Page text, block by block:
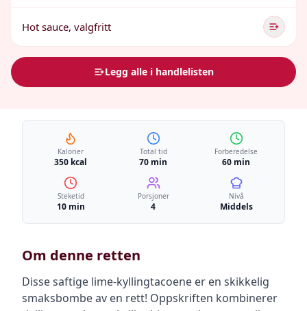
Hot sauce, valgfritt
Legg alle i handlelisten
Kalorier
350 kcal
Total tid
70 min
Forberedelse
60 min
Steketid
10 min
Porsjoner
4
Nivå
Middels
Om denne retten
Disse saftige lime-kyllingtacoene er en skikkelig
smaksbombe av en rett! Oppskriften kombinerer